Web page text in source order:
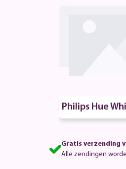
Philips Hue
Gratis verzending
Alle zendingen